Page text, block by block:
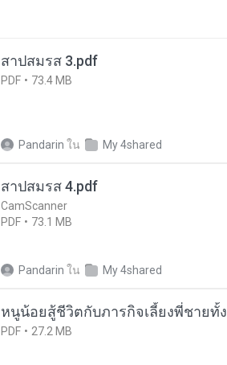
สาปสมรส 3.pdf
PDF 73.4 MB
Pandarin ใน My 4shared
สาปสมรส 4.pdf
CamScanner
PDF
73.1 MB
Pandarin ใน My 4shared
หนูน้อยสู้ชีวิตกับภารกิจเลี้ยงพี่ชายทั้
PDF 27.2 MB